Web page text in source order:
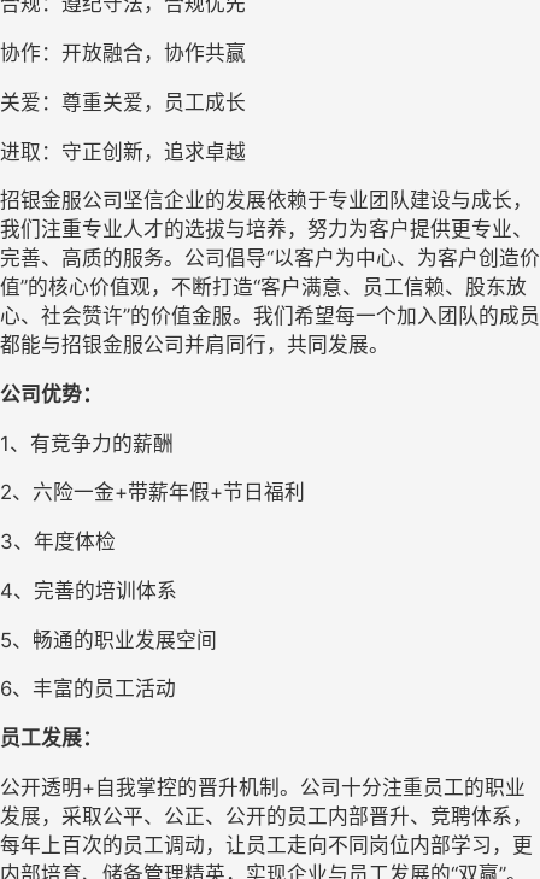
协作：开放融合，协作共赢
关爱：尊重关爱，员工成长
进取：守正创新，追求卓越
招银金服公司坚信企业的发展依赖于专业团队建设与成长，
我们注重专业人才的选拔与培养，努力为客户提供更专业、
完善、高质的服务。公司倡导“以客户为中心、为客户创造价
值”的核心价值观，不断打造“客户满意、员工信赖、股东放
心、社会赞许”的价值金服。我们希望每一个加入团队的成员
都能与招银金服公司并肩同行，共同发展。
公司优势：
1、有竞争力的薪酬
2、 六 险一金+带薪年假+节日福利
3、年度体检
4、 完善的培训体系
5、 畅通的职业发展空间
6、丰富的员工活动
员工发展：
公开透明+自我掌控的晋升机制。公司十分注重员工的职业
发展，采取公平、公正、公开的员工内部晋升、竞聘体系，
每年上百次的员工调动，让员工走向不同岗位内部学习，更
内部培育、储备管理精英，实现企业与员工发展的“双赢”。